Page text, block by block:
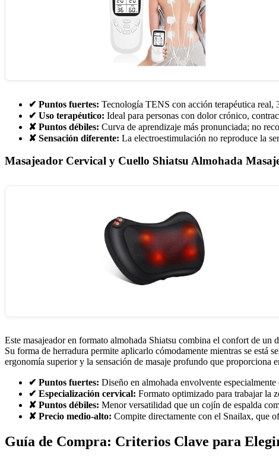
✔ Puntos fuertes: Tecnología TENS con acción terapéutica real,
✔ Uso terapéutico: Ideal para personas con dolor crónico,
✘ Puntos débiles: Curva de aprendizaje más pronunciada; no
✘ Sensación diferente: La electroestimulación no reproduce la
Masajeador Cervical y Cuello Shiatsu Almohada
Este masajeador en formato almohada Shiatsu combina el confort de
Su forma de herradura permite aplicarlo cómodamente mientras se
ergonomía superior y la sensación de masaje profundo que proporciona
✔ Puntos fuertes: Diseño en almohada envolvente
✔ Especialización cervical: Formato optimizado para trabajar la
✘ Puntos débiles: Menor versatilidad que un cojín de espalda
✘ Precio medio-alto: Compite directamente con el Snailax, que
Guía de Compra: Criterios Clave para